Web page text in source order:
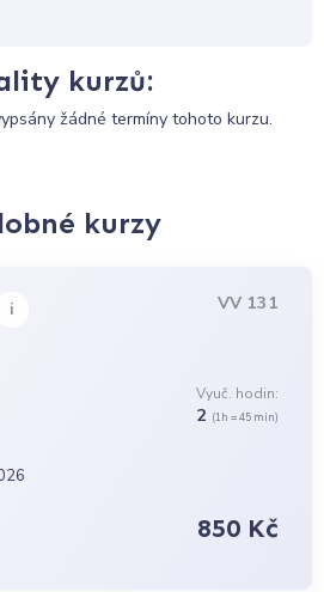
kurzů:
žádné termíny tohoto kurzu.
kurzy
i VV 131
Vyuč. hodin:
2 (1h = 45 min)
850 Kč